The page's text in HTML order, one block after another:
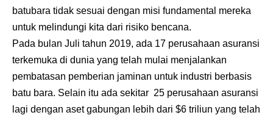
batubara tidak sesuai dengan misi fundamental mereka
untuk melindungi kita dari risiko bencana.
Pada bulan Juli tahun 2019, ada 17 perusahaan asuransi
terkemuka di dunia yang telah mulai menjalankan
pembatasan pemberian jaminan untuk industri berbasis
batu bara. Selain itu ada sekitar 25 perusahaan asuransi
lagi dengan aset gabungan lebih dari $6 triliun yang telah